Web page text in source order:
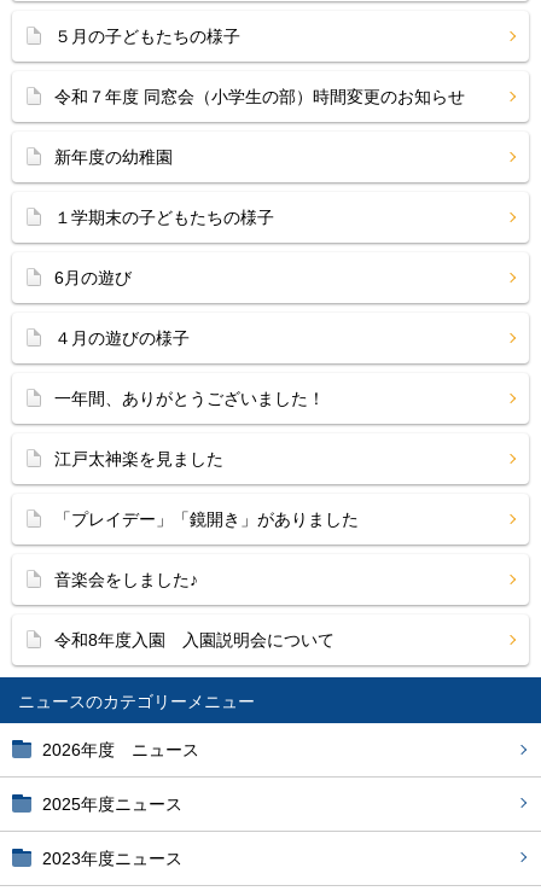
ニュース
2026年度 ニュース
2025年度ニュース
2023年度ニュース
５月の子どもたちの様子
令和７年度 同窓会（小学生の部）時間変更のお知らせ
新年度の幼稚園
１学期末の子どもたちの様子
6月の遊び
４月の遊びの様子
一年間、ありがとうございました！
江戸太神楽を見ました
「プレイデー」「鏡開き」がありました
音楽会をしました♪
令和8年度入園 入園説明会について